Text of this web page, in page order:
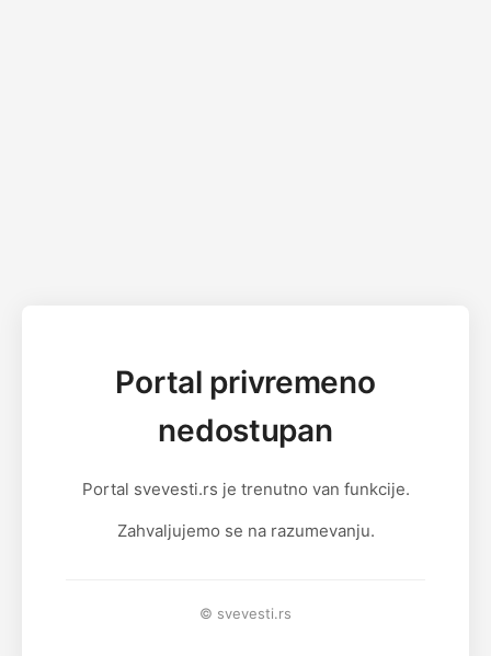
Portal privremeno
nedostupan
Portal svevesti.rs je trenutno van funkcije.
Zahvaljujemo se na razumevanju.
© svevesti.rs